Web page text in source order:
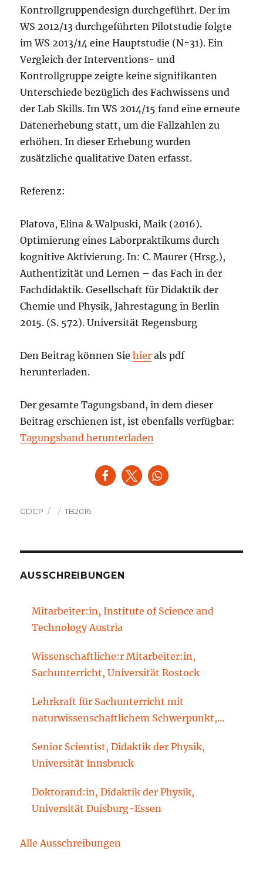
Kontrollgruppendesign durchgeführt. Der im
WS 2012/13 durchgeführten Pilotstudie folgte
im WS 2013/14 eine Hauptstudie (N=31). Ein
Vergleich der Interventions- und
Kontrollgruppe zeigte keine signifikanten
Unterschiede bezüglich des Fachwissens und
der Lab Skills. Im WS 2014/15 fand eine erneute
Datenerhebung statt, um die Fallzahlen zu
erhöhen. In dieser Erhebung wurden
zusätzliche qualitative Daten erfasst.
Referenz:
Platova, Elina & Walpuski, Maik (2016).
Optimierung eines Laborpraktikums durch
kognitive Aktivierung. In: C. Maurer (Hrsg.),
Authentizität und Lernen – das Fach in der
Fachdidaktik. Gesellschaft für Didaktik der
Chemie und Physik, Jahrestagung in Berlin
2015. (S. 572). Universität Regensburg
Den Beitrag können Siehier als pdf
herunterladen.
Der gesamte Tagungsband, in dem dieser
Beitrag erschienen ist, ist ebenfalls verfügbar:
Tagungsband herunterladen
Autor
GDCP
Veröffentlicht
Kategorien
TB2016
AUSSCHREIBUNGEN
Mitarbeiter:in, Institute of Science and
Technology Austria
Wissenschaftliche:r Mitarbeiter:in,
Sachunterricht, Universität Rostock
Lehrkraft für Sachunterricht mit
naturwissenschaftlichem Schwerpunkt,
Technische Universität Cottbus-Senftenberg
Senior Scientist, Didaktik der Physik,
Universität Innsbruck
Doktorand:in, Didaktik der Physik,
Universität Duisburg-Essen
Alle Ausschreibungen